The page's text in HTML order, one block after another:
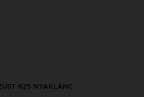
925 NYAKLÁNC